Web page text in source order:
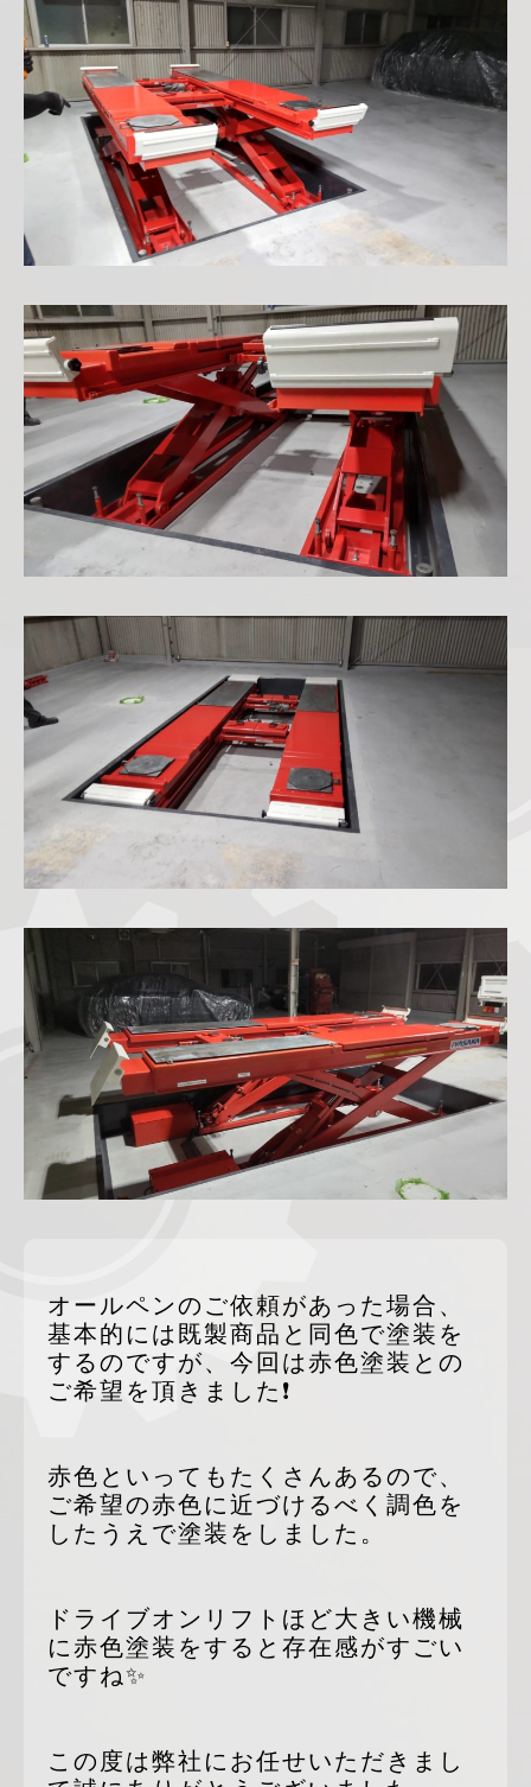
オールペンのご依頼があった場合、
基本的には既製商品と同色で塗装を
するのですが、今回は赤色塗装との
ご希望を頂きました❗
赤色といってもたくさんあるので、
ご希望の赤色に近づけるべく調色を
したうえで塗装をしました。
ドライブオンリフトほど大きい機械
に赤色塗装をすると存在感がすごい
ですね✨
この度は弊社にお任せいただきまし